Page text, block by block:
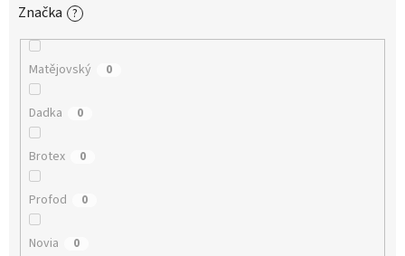
Značka ?
Matějovský 0
Dadka 0
Brotex 0
Profod 0
Novia 0